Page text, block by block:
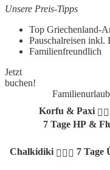
Unsere Preis-Tipps
Top Griechenland-
Pauschalreisen inkl.
Familienfreundlich
Jetzt
buchen!
Korfu & Paxi
7 Tage HP &
Chalkidiki 7 Tage